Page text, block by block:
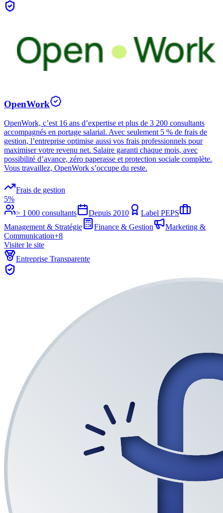
OpenWork
OpenWork, c’est 16 ans d’expertise et plus de 3 200 consultants
accompagnés en portage salarial. Avec seulement 5 % de frais de
gestion, l’entreprise optimise aussi vos frais professionnels pour
maximiser votre revenu net. Salaire garanti chaque mois, avec
possibilité d’avance, zéro paperasse et protection sociale complète.
Vous travaillez, OpenWork s’occupe du reste.
Frais de gestion
5%
> 1 000 consultants
Depuis 2010
Label PEPS
Management & Stratégie
Finance & Gestion
Marketing &
Communication+8
Visiter le site
Entreprise Transparente